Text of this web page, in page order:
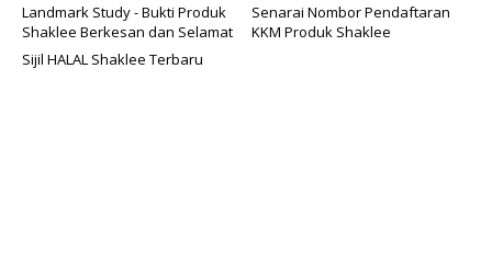
Landmark Study - Bukti Produk
Shaklee Berkesan dan Selamat
Senarai Nombor Pendaftaran
KKM Produk Shaklee
Sijil HALAL Shaklee Terbaru